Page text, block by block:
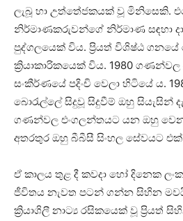
ලැබූ හා උත්තේජකයක් වූ මිනිසෙකි.
නිර්මාණකරුවන්ගේ නිර්මාණ සඳහා
පුද්ගලයෙක් විය. ප්‍රියත් විශිෂ්ඨ ගනයේ
ක්‍රියාකාරිකයෙක් විය. 1980 ගණන්වල
සංකීර්ණයේ පදිංචි වෙලා හිටියේ ය.
බොරැල්ලේ සිදුවූ සිදුවීම් ඔහු සියැසින්
ගණන්වල එංගලන්තයට යන ඔහු
අතරතුර ඔහු බීබීසී සිංහල සේවයට එක්
ඒ කාලය තුළ දී කවදා හෝ දිනෙක
ජීවිතය නැවත පටන් ගන්න සිහින
ක්‍රියාශිලී නාට්‍ය රසිකයෙක් වූ ප්‍රියත්